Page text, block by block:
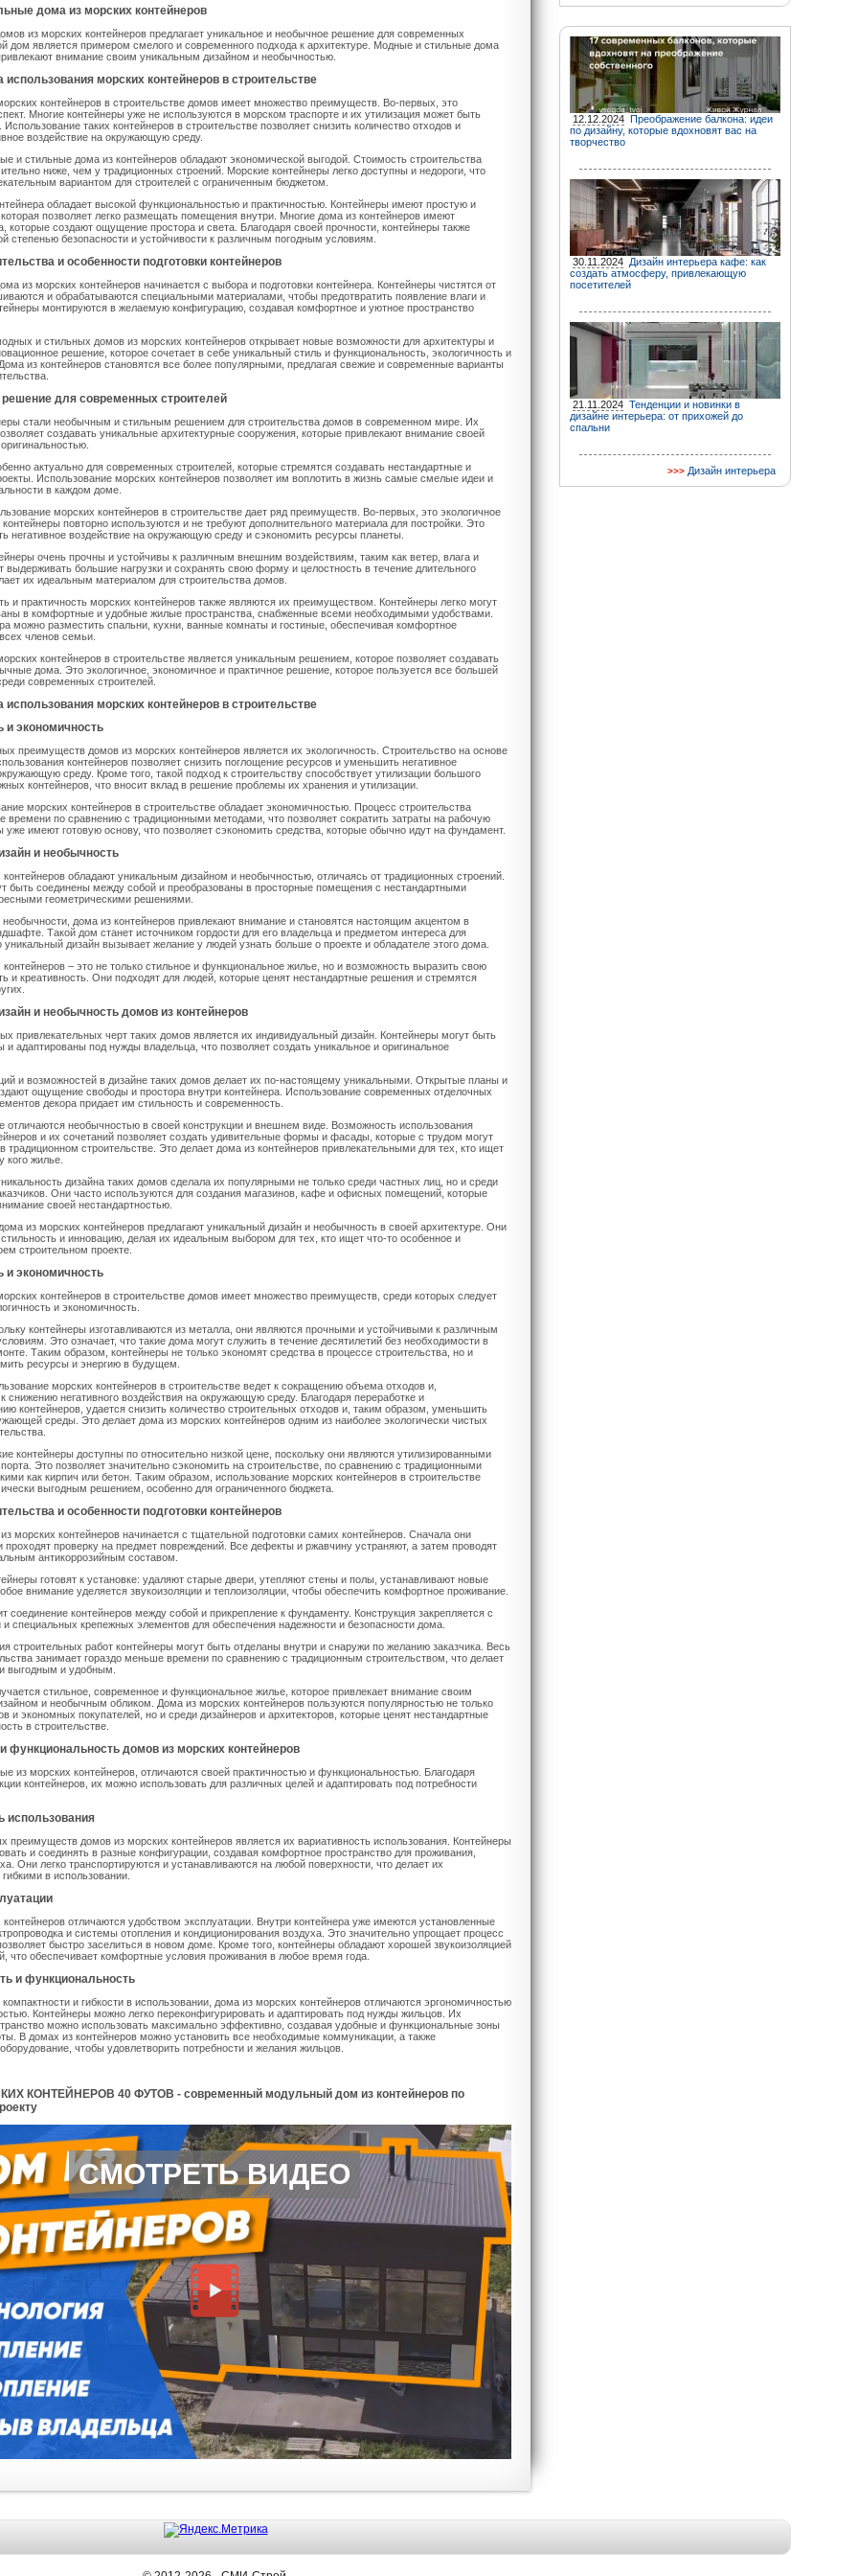
дома из морских контейнеров
из морских контейнеров предлагает уникальное и необычное решение для современных
дом является примером смелого и современного подхода к архитектуре. Модные и стильные дома
внимание своим уникальным дизайном и необычностью.
морских контейнеров в строительстве
контейнеров в строительстве домов имеет множество преимуществ. Во-первых, это
Многие контейнеры уже не используются в морском траспорте и их утилизация может быть
таких контейнеров в строительстве позволяет снизить количество отходов и
воздействие на окружающую среду.
и стильные дома из контейнеров обладают экономической выгодой. Стоимость строительства
ниже, чем у традиционных строений. Морские контейнеры легко доступны и недороги, что
вариантом для строителей с ограниченным бюджетом.
обладает высокой функциональностью и практичностью. Контейнеры имеют простую и
позволяет легко размещать помещения внутри. Многие дома из контейнеров имеют
которые создают ощущение простора и света. Благодаря своей прочности, контейнеры также
степенью безопасности и устойчивости к различным погодным условиям.
и особенности подготовки контейнеров
из морских контейнеров начинается с выбора и подготовки контейнера. Контейнеры чистятся от
и обрабатываются специальными материалами, чтобы предотвратить появление влаги и
монтируются в желаемую конфигурацию, создавая комфортное и уютное пространство
и стильных домов из морских контейнеров открывает новые возможности для архитектуры и
решение, которое сочетает в себе уникальный стиль и функциональность, экологичность и
из контейнеров становятся все более популярными, предлагая свежие и современные варианты
для современных строителей
стали необычным и стильным решением для строительства домов в современном мире. Их
создавать уникальные архитектурные сооружения, которые привлекают внимание своей
актуально для современных строителей, которые стремятся создавать нестандартные и
Использование морских контейнеров позволяет им воплотить в жизнь самые смелые идеи и
в каждом доме.
морских контейнеров в строительстве дает ряд преимуществ. Во-первых, это экологичное
повторно используются и не требуют дополнительного материала для постройки. Это
негативное воздействие на окружающую среду и сэкономить ресурсы планеты.
очень прочны и устойчивы к различным внешним воздействиям, таким как ветер, влага и
выдерживать большие нагрузки и сохранять свою форму и целостность в течение длительного
их идеальным материалом для строительства домов.
и практичность морских контейнеров также являются их преимуществом. Контейнеры легко могут
в комфортные и удобные жилые пространства, снабженные всеми необходимыми удобствами.
можно разместить спальни, кухни, ванные комнаты и гостиные, обеспечивая комфортное
членов семьи.
контейнеров в строительстве является уникальным решением, которое позволяет создавать
дома. Это экологичное, экономичное и практичное решение, которое пользуется все большей
современных строителей.
морских контейнеров в строительстве
и экономичность
преимуществ домов из морских контейнеров является их экологичность. Строительство на основе
контейнеров позволяет снизить поглощение ресурсов и уменьшить негативное
среду. Кроме того, такой подход к строительству способствует утилизации большого
контейнеров, что вносит вклад в решение проблемы их хранения и утилизации.
морских контейнеров в строительстве обладает экономичностью. Процесс строительства
времени по сравнению с традиционными методами, что позволяет сократить затраты на рабочую
уже имеют готовую основу, что позволяет сэкономить средства, которые обычно идут на фундамент.
и необычность
обладают уникальным дизайном и необычностью, отличаясь от традиционных строений.
быть соединены между собой и преобразованы в просторные помещения с нестандартными
геометрическими решениями.
необычности, дома из контейнеров привлекают внимание и становятся настоящим акцентом в
Такой дом станет источником гордости для его владельца и предметом интереса для
дизайн вызывает желание у людей узнать больше о проекте и обладателе этого дома.
– это не только стильное и функциональное жилье, но и возможность выразить свою
и креативность. Они подходят для людей, которые ценят нестандартные решения и стремятся
и необычность домов из контейнеров
привлекательных черт таких домов является их индивидуальный дизайн. Контейнеры могут быть
адаптированы под нужды владельца, что позволяет создать уникальное и оригинальное
и возможностей в дизайне таких домов делает их по-настоящему уникальными. Открытые планы и
ощущение свободы и простора внутри контейнера. Использование современных отделочных
декора придает им стильность и современность.
отличаются необычностью в своей конструкции и внешнем виде. Возможность использования
и их сочетаний позволяет создать удивительные формы и фасады, которые с трудом могут
традиционном строительстве. Это делает дома из контейнеров привлекательными для тех, кто ищет
кого жилье.
дизайна таких домов сделала их популярными не только среди частных лиц, но и среди
Они часто используются для создания магазинов, кафе и офисных помещений, которые
своей нестандартностью.
из морских контейнеров предлагают уникальный дизайн и необычность в своей архитектуре. Они
и инновацию, делая их идеальным выбором для тех, кто ищет что-то особенное и
строительном проекте.
и экономичность
контейнеров в строительстве домов имеет множество преимуществ, среди которых следует
и экономичность.
контейнеры изготавливаются из металла, они являются прочными и устойчивыми к различным
Это означает, что такие дома могут служить в течение десятилетий без необходимости в
Таким образом, контейнеры не только экономят средства в процессе строительства, но и
ресурсы и энергию в будущем.
морских контейнеров в строительстве ведет к сокращению объема отходов и,
снижению негативного воздействия на окружающую среду. Благодаря переработке и
контейнеров, удается снизить количество строительных отходов и, таким образом, уменьшить
среды. Это делает дома из морских контейнеров одним из наиболее экологически чистых
контейнеры доступны по относительно низкой цене, поскольку они являются утилизированными
Это позволяет значительно сэкономить на строительстве, по сравнению с традиционными
как кирпич или бетон. Таким образом, использование морских контейнеров в строительстве
выгодным решением, особенно для ограниченного бюджета.
и особенности подготовки контейнеров
морских контейнеров начинается с тщательной подготовки самих контейнеров. Сначала они
проходят проверку на предмет повреждений. Все дефекты и ржавчину устраняют, а затем проводят
антикоррозийным составом.
готовят к установке: удаляют старые двери, утепляют стены и полы, устанавливают новые
внимание уделяется звукоизоляции и теплоизоляции, чтобы обеспечить комфортное проживание.
соединение контейнеров между собой и прикрепление к фундаменту. Конструкция закрепляется с
специальных крепежных элементов для обеспечения надежности и безопасности дома.
строительных работ контейнеры могут быть отделаны внутри и снаружи по желанию заказчика. Весь
занимает гораздо меньше времени по сравнению с традиционным строительством, что делает
выгодным и удобным.
стильное, современное и функциональное жилье, которое привлекает внимание своим
и необычным обликом. Дома из морских контейнеров пользуются популярностью не только
и экономных покупателей, но и среди дизайнеров и архитекторов, которые ценят нестандартные
в строительстве.
функциональность домов из морских контейнеров
из морских контейнеров, отличаются своей практичностью и функциональностью. Благодаря
контейнеров, их можно использовать для различных целей и адаптировать под потребности
использования
преимуществ домов из морских контейнеров является их вариативность использования. Контейнеры
и соединять в разные конфигурации, создавая комфортное пространство для проживания,
Они легко транспортируются и устанавливаются на любой поверхности, что делает их
в использовании.
отличаются удобством эксплуатации. Внутри контейнера уже имеются установленные
и системы отопления и кондиционирования воздуха. Это значительно упрощает процесс
быстро заселиться в новом доме. Кроме того, контейнеры обладают хорошей звукоизоляцией
что обеспечивает комфортные условия проживания в любое время года.
и функциональность
и гибкости в использовании, дома из морских контейнеров отличаются эргономичностью
Контейнеры можно легко переконфигурировать и адаптировать под нужды жильцов. Их
можно использовать максимально эффективно, создавая удобные и функциональные зоны
В домах из контейнеров можно установить все необходимые коммуникации, а также
чтобы удовлетворить потребности и желания жильцов.
КОНТЕЙНЕРОВ 40 ФУТОВ - современный модульный дом из контейнеров по
СМОТРЕТЬ ВИДЕО
12.12.2024 Преображение балкона: идеи
по дизайну, которые вдохновят вас на
творчество
30.11.2024 Дизайн интерьера кафе: как
создать атмосферу, привлекающую
посетителей
21.11.2024 Тенденции и новинки в
дизайне интерьера: от прихожей до
спальни
Дизайн интерьера